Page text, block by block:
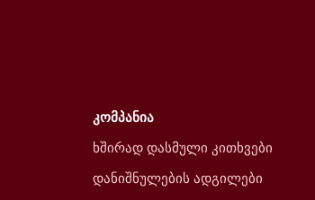
კომპანია
ხშირად დასმული კითხვები
დანიშნულების ადგილები